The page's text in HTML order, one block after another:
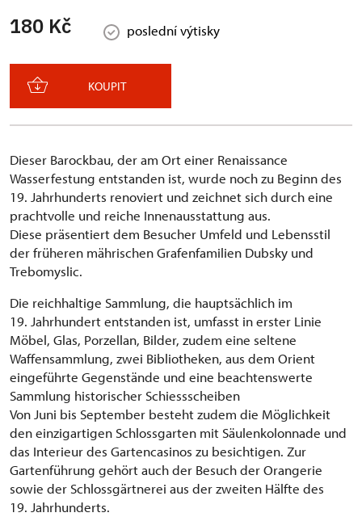
180 Kč poslední výtisky
KOUPIT
Dieser Barockbau, der am Ort einer Renaissance
Wasserfestung entstanden ist, wurde noch zu Beginn des
19. Jahrhunderts renoviert und zeichnet sich durch eine
prachtvolle und reiche Innenausstattung aus.
Diese präsentiert dem Besucher Umfeld und Lebensstil
der früheren mährischen Grafenfamilien Dubsky und
Trebomyslic.
Die reichhaltige Sammlung, die hauptsächlich im
19. Jahrhundert entstanden ist, umfasst in erster Linie
Möbel, Glas, Porzellan, Bilder, zudem eine seltene
Waffensammlung, zwei Bibliotheken, aus dem Orient
eingeführte Gegenstände und eine beachtenswerte
Sammlung historischer Schiessscheiben
Von Juni bis September besteht zudem die Möglichkeit
den einzigartigen Schlossgarten mit Säulenkolonnade und
das Interieur des Gartencasinos zu besichtigen. Zur
Gartenführung gehört auch der Besuch der Orangerie
sowie der Schlossgärtnerei aus der zweiten Hälfte des
19. Jahrhunderts.